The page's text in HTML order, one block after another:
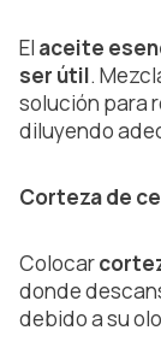
El aceite
ser útil.
solución para
diluyendo
Corteza de
Colocar
donde
debido a su